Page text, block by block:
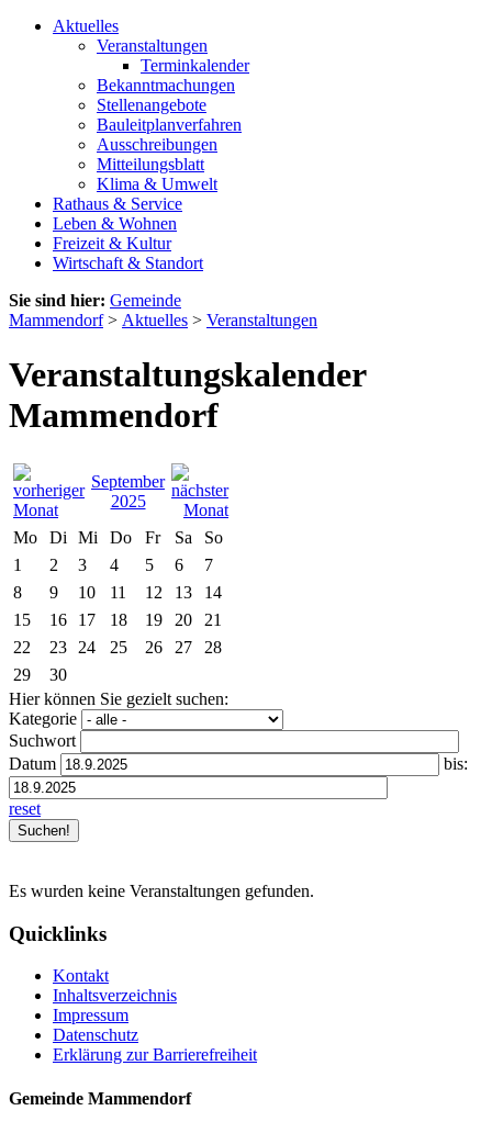
Aktuelles
Veranstaltungen
Terminkalender
Bekanntmachungen
Stellenangebote
Bauleitplanverfahren
Ausschreibungen
Mitteilungsblatt
Klima & Umwelt
Rathaus & Service
Leben & Wohnen
Freizeit & Kultur
Wirtschaft & Standort
Sie sind hier: Gemeinde
Mammendorf> Aktuelles > Veranstaltungen
Veranstaltungskalender
Mammendorf
September
2025
Mo
Di Mi Do Fr Sa
So
1
2 3 4 5 6
7
8
9 10 11 12 13
14
15
16 17 18 19 20
21
22
23 24 25 26 27
28
29
30
Hier können Sie gezielt suchen:
Kategorie
Suchwort
Datum
bis:
reset
Es wurden keine Veranstaltungen gefunden.
Quicklinks
Kontakt
Inhaltsverzeichnis
Impressum
Datenschutz
Erklärung zur Barrierefreiheit
Gemeinde Mammendorf